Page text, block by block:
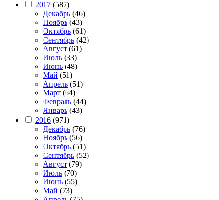
2017 (587)
Декабрь (46)
Ноябрь (43)
Октябрь (61)
Сентябрь (42)
Август (61)
Июль (33)
Июнь (48)
Май (51)
Апрель (51)
Март (64)
Февраль (44)
Январь (43)
2016 (971)
Декабрь (76)
Ноябрь (56)
Октябрь (51)
Сентябрь (52)
Август (79)
Июль (70)
Июнь (55)
Май (73)